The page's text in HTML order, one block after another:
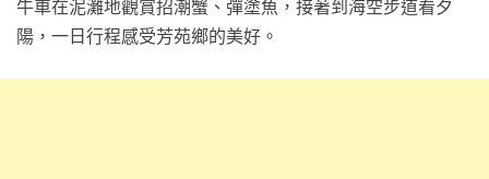
牛車在泥灘地觀賞招潮蟹、彈塗魚，接著到海空步道看夕
陽，一日行程感受芳苑鄉的美好。